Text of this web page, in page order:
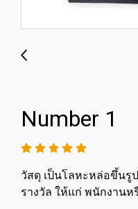
Number 1
วัสดุ เป็นโลหะหล่อขึ้นรู
รางวัล ให้แก่ พนักงานห